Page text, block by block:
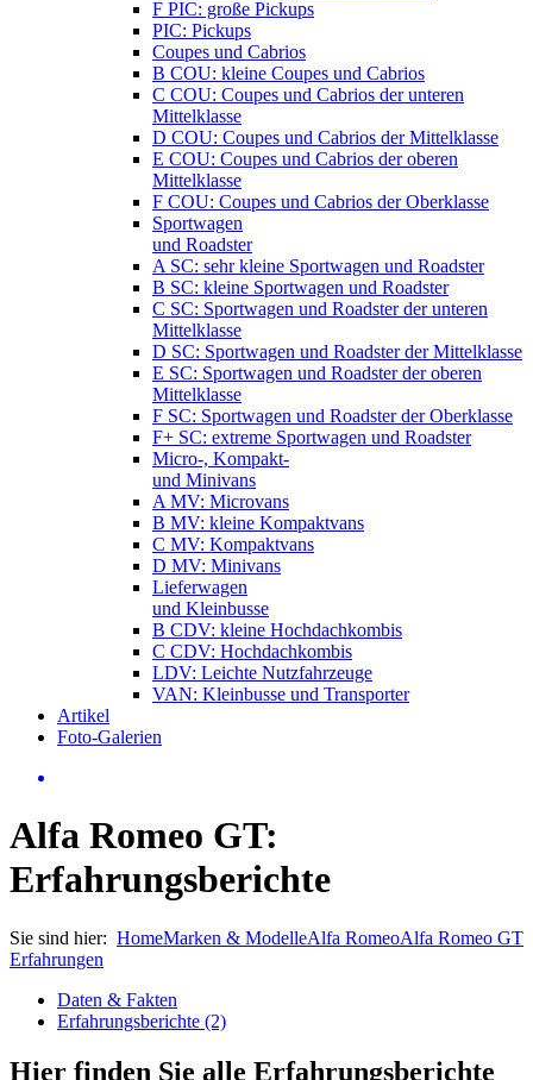
F PIC: große Pickups
PIC: Pickups
Coupes und Cabrios
B COU: kleine Coupes und Cabrios
C COU: Coupes und Cabrios der unteren
Mittelklasse
D COU: Coupes und Cabrios der Mittelklasse
E COU: Coupes und Cabrios der oberen
Mittelklasse
F COU: Coupes und Cabrios der Oberklasse
Sportwagen
und Roadster
A SC: sehr kleine Sportwagen und Roadster
B SC: kleine Sportwagen und Roadster
C SC: Sportwagen und Roadster der unteren
Mittelklasse
D SC: Sportwagen und Roadster der Mittelklasse
E SC: Sportwagen und Roadster der oberen
Mittelklasse
F SC: Sportwagen und Roadster der Oberklasse
F+ SC: extreme Sportwagen und Roadster
Micro-, Kompakt-
und Minivans
A MV: Microvans
B MV: kleine Kompaktvans
C MV: Kompaktvans
D MV: Minivans
Lieferwagen
und Kleinbusse
B CDV: kleine Hochdachkombis
C CDV: Hochdachkombis
LDV: Leichte Nutzfahrzeuge
VAN: Kleinbusse und Transporter
Artikel
Foto-Galerien
Alfa Romeo GT:
Erfahrungsberichte
Sie sind hier: HomeMarken & ModelleAlfa RomeoAlfa Romeo GT
Erfahrungen
Daten & Fakten
Erfahrungsberichte (2)
Hier finden Sie alle Erfahrungsberichte